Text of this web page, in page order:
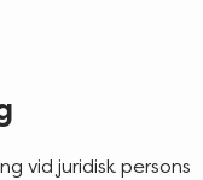
vid juridisk persons